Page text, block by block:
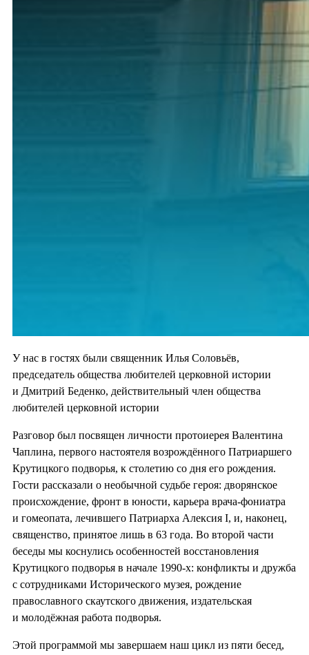
У нас в гостях были священник Илья Соловьёв,
председатель общества любителей церковной истории
и Дмитрий Беденко, действительный член общества
любителей церковной истории
Разговор был посвящен личности протоиерея Валентина
Чаплина, первого настоятеля возрождённого Патриаршего
Крутицкого подворья, к столетию со дня его рождения.
Гости рассказали о необычной судьбе героя: дворянское
происхождение, фронт в юности, карьера врача-фониатра
и гомеопата, лечившего Патриарха Алексия I, и, наконец,
священство, принятое лишь в 63 года. Во второй части
беседы мы коснулись особенностей восстановления
Крутицкого подворья в начале 1990-х: конфликты и дружба
с сотрудниками Исторического музея, рождение
православного скаутского движения, издательская
и молодёжная работа подворья.
Этой программой мы завершаем наш цикл из пяти бесед,